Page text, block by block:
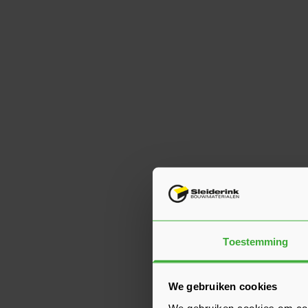
Toestemming
We gebruiken cookies